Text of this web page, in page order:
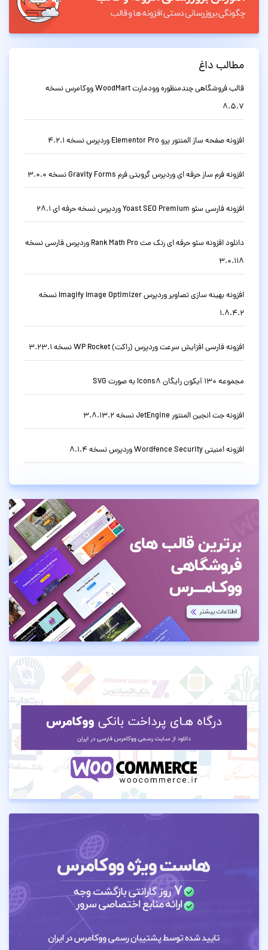
مطالب داغ
قالب فروشگاهی چندمنظوره وودمارت WoodMart ووکامرس نسخه
8.5.7
افزونه صفحه ساز المنتور پرو Elementor Pro وردپرس نسخه 4.2.1
افزونه فرم ساز حرفه ای وردپرس گرویتی فرم Gravity Forms نسخه 3.0.0
افزونه فارسی سئو Yoast SEO Premium وردپرس نسخه حرفه ای 28.1
دانلود افزونه سئو حرفه ای رنک مث Rank Math Pro وردپرس فارسی نسخه
3.0.118
افزونه بهینه سازی تصاویر وردپرس Imagify Image Optimizer نسخه
1.8.4.2
افزونه فارسی افزایش سرعت وردپرس (راکت) WP Rocket نسخه 3.23.1
مجموعه 130 آیکون رایگان Icons8 به صورت SVG
افزونه جت انجین المنتور JetEngine نسخه 3.8.13.2
افزونه امنیتی Wordfence Security وردپرس نسخه 8.1.4